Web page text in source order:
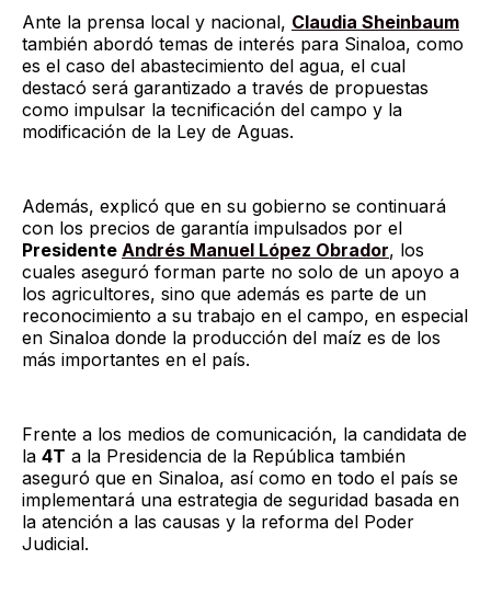
Ante la prensa local y nacional, Claudia Sheinbaum
también abordó temas de interés para Sinaloa, como
es el caso del abastecimiento del agua, el cual
destacó será garantizado a través de propuestas
como impulsar la tecnificación del campo y la
modificación de la Ley de Aguas.
Además, explicó que en su gobierno se continuará
con los precios de garantía impulsados por el
Presidente Andrés Manuel López Obrador, los
cuales aseguró forman parte no solo de un apoyo a
los agricultores, sino que además es parte de un
reconocimiento a su trabajo en el campo, en especial
en Sinaloa donde la producción del maíz es de los
más importantes en el país.
Frente a los medios de comunicación, la candidata de
la 4T a la Presidencia de la República también
aseguró que en Sinaloa, así como en todo el país se
implementará una estrategia de seguridad basada en
la atención a las causas y la reforma del Poder
Judicial.